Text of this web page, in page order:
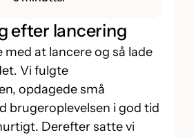
efter lancering
med at lancere og så lade
Vi fulgte
opdagede små
brugeroplevelsen i god tid
Derefter satte vi